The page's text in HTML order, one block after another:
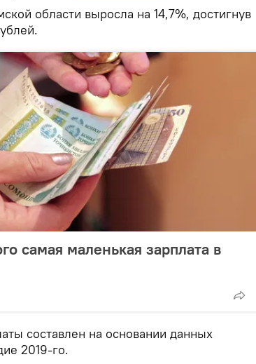
области выросла на 14,7%, достигнув
самая маленькая зарплата в
составлен на основании данных
2019-го.